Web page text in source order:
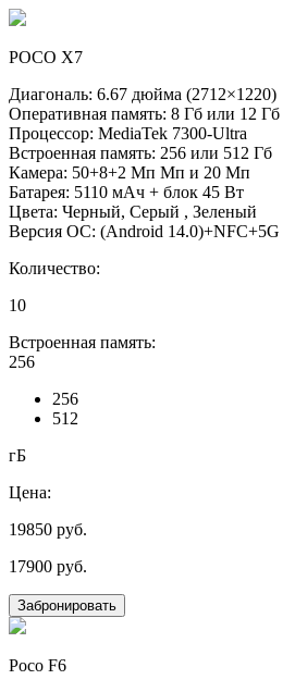
POCO X7
Диагональ: 6.67 дюйма (2712×1220)
Оперативная память: 8 Гб или 12 Гб
Процессор: MediaTek 7300-Ultra
Встроенная память: 256 или 512 Гб
Камера: 50+8+2 Мп Мп и 20 Мп
Батарея: 5110 мАч + блок 45 Вт
Цвета: Черный, Серый , Зеленый
Версия ОС: (Android 14.0)+NFC+5G
Количество:
10
Встроенная память:
256
256
512
гБ
Цена:
19850 руб.
17900 руб.
Забронировать
Poco F6